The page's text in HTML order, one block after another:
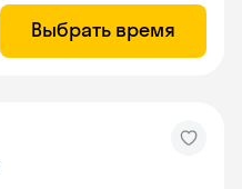
Выбрать время